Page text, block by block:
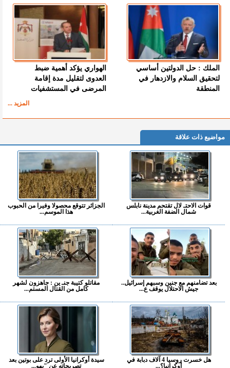
الملك : حل الدولتين أساسي
لتحقيق السلام والازدهار في
المنطقة
الهواري يؤكد أهمية ضبط
العدوى لتقليل مدة إقامة
المرضى في المستشفيات
المزيد ...
مواضيع ذات علاقة
قوات الاحتـ لال تقتحم مدينة نابلس
شمال الضفة الغربية...
الجزائر تتوقع محصولا وفيرا من الحبوب
هذا الموسم...
بعد تضامنهم مع جنين وسبهم إسرائيل..
جيش الاحتلال يوقف ع...
مقاتلو كتيبة جنـ ين : جاهزون لشهر
كامل من القتال المستم...
هل خسرت روسيا 4 آلاف دبابة في
أوكرانيا؟...
سيدة أوكرانيا الأولى ترد على بوتين بعد
تصريحاته عن "يهو...